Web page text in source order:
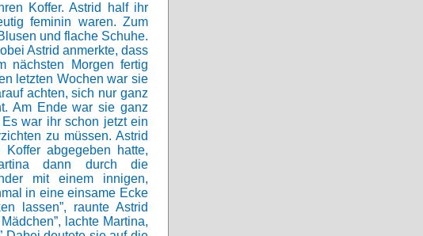
Koffer. Astrid half ihr
feminin waren. Zum
und flache Schuhe.
Astrid anmerkte, dass
nächsten Morgen fertig
letzten Wochen war sie
achten, sich nur ganz
Am Ende war sie ganz
war ihr schon jetzt ein
zu müssen. Astrid
abgegeben hatte,
dann durch die
mit einem innigen,
in eine einsame Ecke
lassen”, raunte Astrid
lachte Martina,